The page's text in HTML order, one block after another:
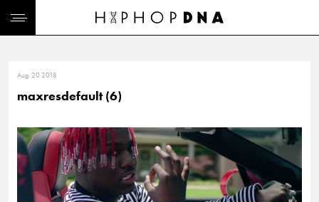
Aug. 20 2018
maxresdefault (6)